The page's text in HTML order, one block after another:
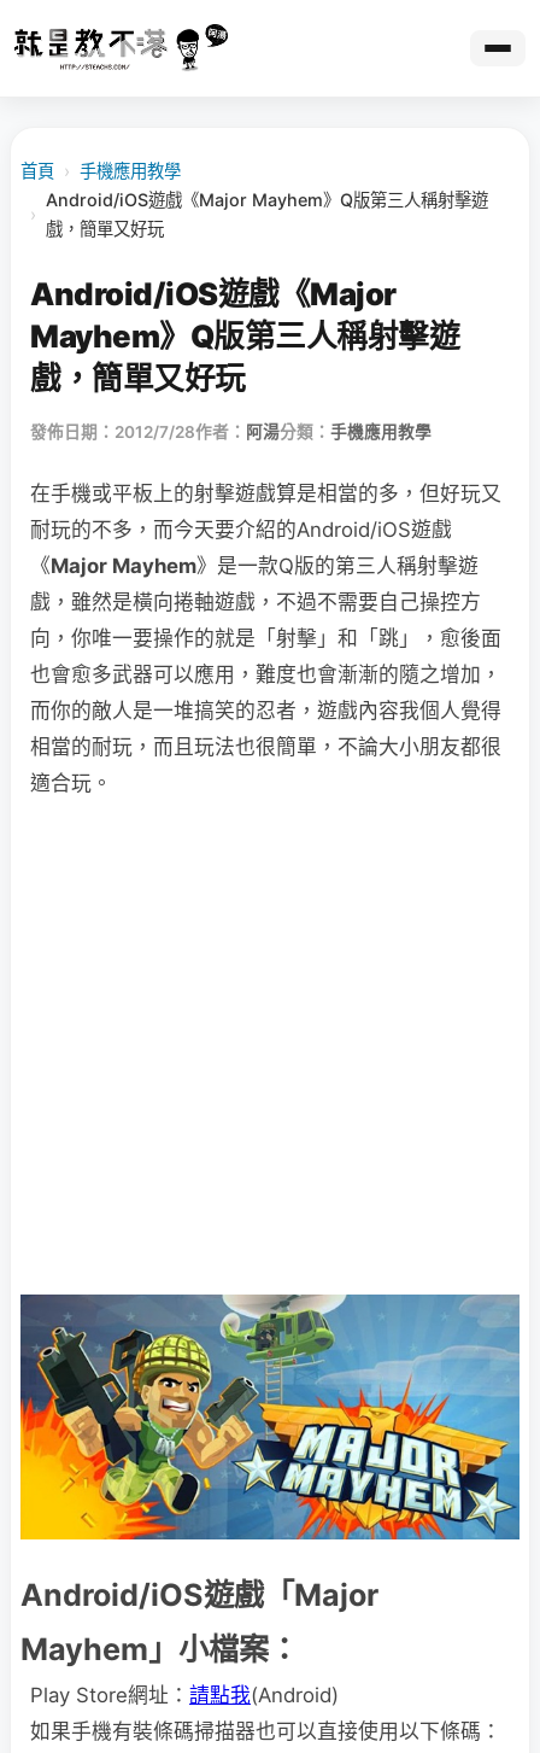
首頁 › 手機應用教學
›
Android/iOS遊戲《Major Mayhem》Q版第三人稱射擊遊
戲，簡單又好玩
Android/iOS遊戲《Major
Mayhem》Q版第三人稱射擊遊
戲，簡單又好玩
發佈日期：2012/7/28作者： 阿湯分類： 手機應用教學
在手機或平板上的射擊遊戲算是相當的多，但好玩又
耐玩的不多，而今天要介紹的Android/iOS遊戲
《Major Mayhem》是一款Q版的第三人稱射擊遊
戲，雖然是橫向捲軸遊戲，不過不需要自己操控方
向，你唯一要操作的就是「射擊」和「跳」，愈後面
也會愈多武器可以應用，難度也會漸漸的隨之增加，
而你的敵人是一堆搞笑的忍者，遊戲內容我個人覺得
相當的耐玩，而且玩法也很簡單，不論大小朋友都很
適合玩。
Android/iOS遊戲「Major
Mayhem」小檔案：
Play Store網址： 請點我(Android)
如果手機有裝條碼掃描器也可以直接使用以下條碼：